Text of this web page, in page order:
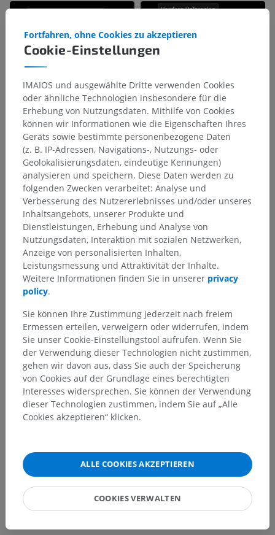
Cookie-Einstellungen
Fortfahren, ohne Cookies zu akzeptieren
IMAIOS und ausgewählte Dritte verwenden Cookies
oder ähnliche Technologien insbesondere für die
Erhebung von Nutzungsdaten. Mithilfe von Cookies
können wir Informationen wie die Eigenschaften Ihres
Geräts sowie bestimmte personenbezogene Daten
(z. B. IP-Adressen, Navigations-, Nutzungs- oder
Geolokalisierungsdaten, eindeutige Kennungen)
analysieren und speichern. Diese Daten werden zu
folgenden Zwecken verarbeitet: Analyse und
Verbesserung des Nutzererlebnisses und/oder unseres
Inhaltsangebots, unserer Produkte und
Dienstleistungen, Erhebung und Analyse von
Nutzungsdaten, Interaktion mit sozialen Netzwerken,
Anzeige von personalisierten Inhalten,
Leistungsmessung und Attraktivität der Inhalte.
Weitere Informationen finden Sie in unserer privacy
policy.
Sie können Ihre Zustimmung jederzeit nach freiem
Ermessen erteilen, verweigern oder widerrufen, indem
Sie unser Cookie-Einstellungstool aufrufen. Wenn Sie
der Verwendung dieser Technologien nicht zustimmen,
gehen wir davon aus, dass Sie auch der Speicherung
von Cookies auf der Grundlage eines berechtigten
Interesses widersprechen. Sie können der Verwendung
dieser Technologien zustimmen, indem Sie auf „Alle
Cookies akzeptieren“ klicken.
ALLE COOKIES AKZEPTIEREN
COOKIES VERWALTEN